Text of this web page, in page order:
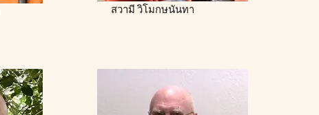
สวามี วิโมกษนันทา